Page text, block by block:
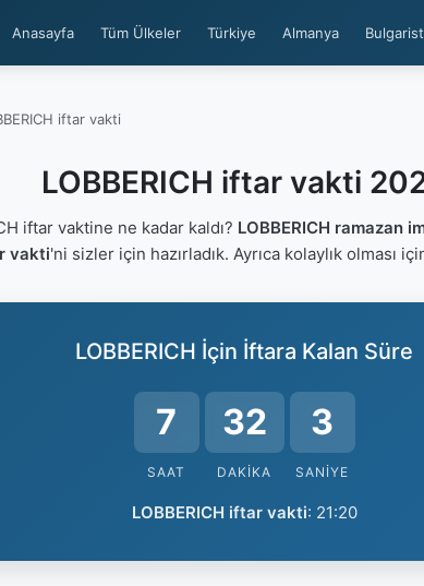
Anasayfa Tüm Ülkeler Türkiye Almanya
iftar vakti
LOBBERICH iftar vakti
iftar vaktine ne kadar kaldı? LOBBERICH ramazan
vakti'ni sizler için hazırladık. Ayrıca kolaylık olması
LOBBERICH İçin İftara Kalan Süre
7
SAAT
32
DAKIKA
2
SANIYE
LOBBERICH iftar vakti: 21:20